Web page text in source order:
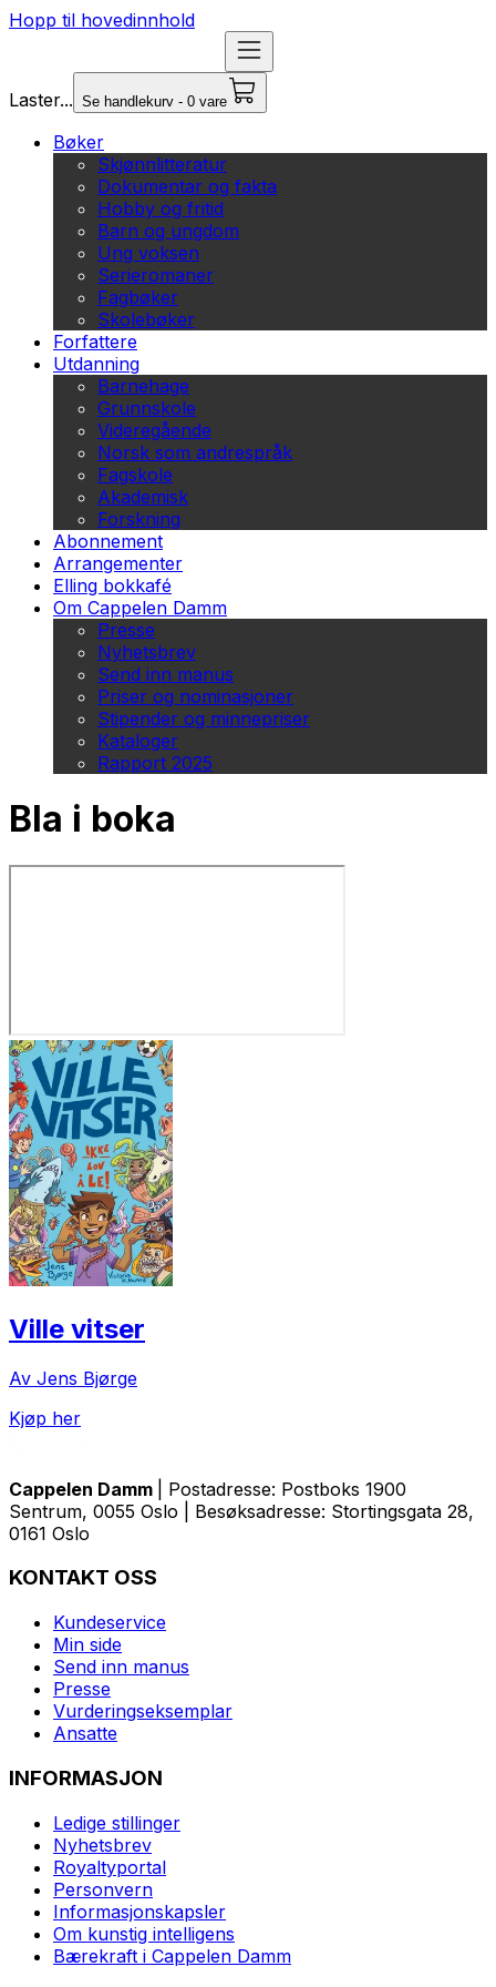
Hopp til hovedinnhold
Laster... Se handlekurv - 0 vare
Bøker
Skjønnlitteratur
Dokumentar og fakta
Hobby og fritid
Barn og ungdom
Ung voksen
Serieromaner
Fagbøker
Skolebøker
Forfattere
Utdanning
Barnehage
Grunnskole
Videregående
Norsk som andrespråk
Fagskole
Akademisk
Forskning
Abonnement
Arrangementer
Elling bokkafé
Om Cappelen Damm
Presse
Nyhetsbrev
Send inn manus
Priser og nominasjoner
Stipender og minnepriser
Kataloger
Rapport 2025
Bla i boka
Ville vitser
Av Jens Bjørge
Kjøp her
Cappelen Damm
| Postadresse: Postboks 1900
Sentrum, 0055 Oslo | Besøksadresse: Stortingsgata 28,
0161 Oslo
KONTAKT OSS
Kundeservice
Min side
Send inn manus
Presse
Vurderingseksemplar
Ansatte
INFORMASJON
Ledige stillinger
Nyhetsbrev
Royaltyportal
Personvern
Informasjonskapsler
Om kunstig intelligens
Bærekraft i Cappelen Damm